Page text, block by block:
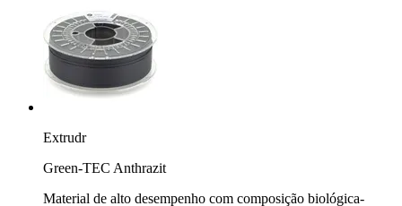
Extrudr
Green-TEC Anthrazit
Material de alto desempenho com composição biológica-